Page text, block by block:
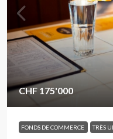
CHF 175'000
FONDS DE COMMERCE TRÈS